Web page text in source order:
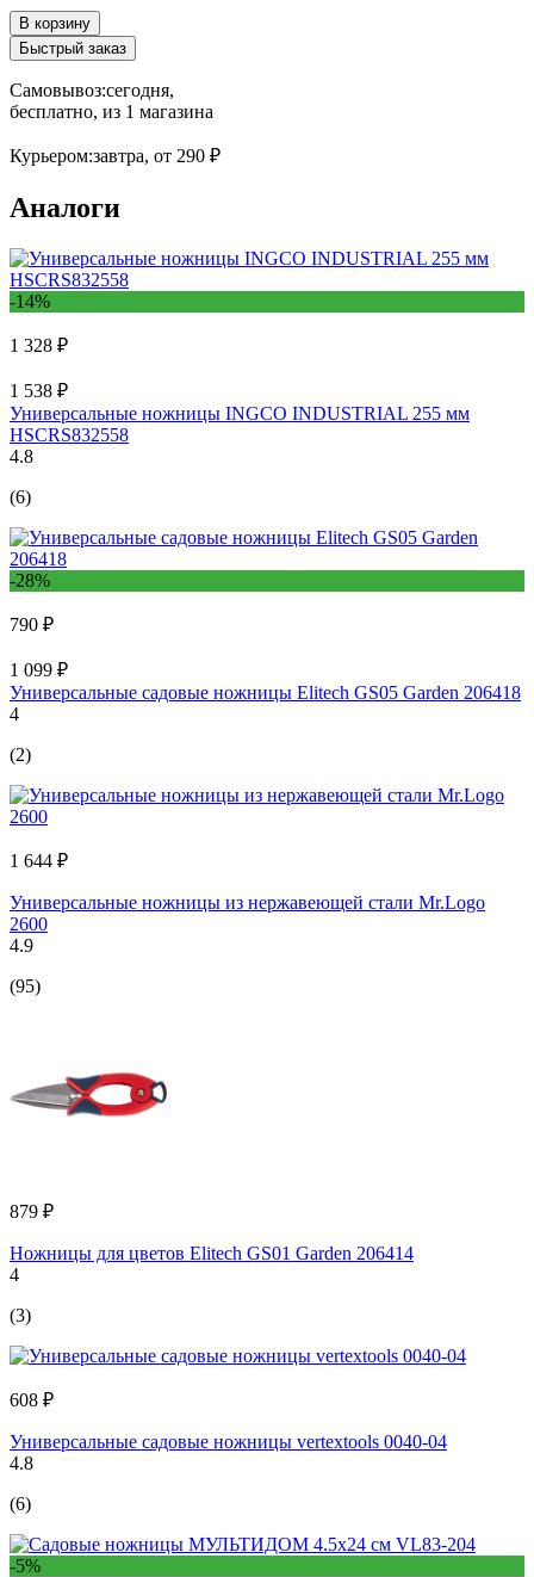
В корзину
Быстрый заказ
Самовывоз:сегодня,
бесплатно, из 1 магазина
Курьером:завтра, от 290 ₽
Аналоги
-14%
1 328 ₽
1 538 ₽
Универсальные ножницы INGCO INDUSTRIAL 255 мм
HSCRS832558
4.8
(6)
-28%
790 ₽
1 099 ₽
Универсальные садовые ножницы Elitech GS05 Garden 206418
4
(2)
1 644 ₽
Универсальные ножницы из нержавеющей стали Mr.Logo
2600
4.9
(95)
879 ₽
Ножницы для цветов Elitech GS01 Garden 206414
4
(3)
608 ₽
Универсальные садовые ножницы vertextools 0040-04
4.8
(6)
-5%